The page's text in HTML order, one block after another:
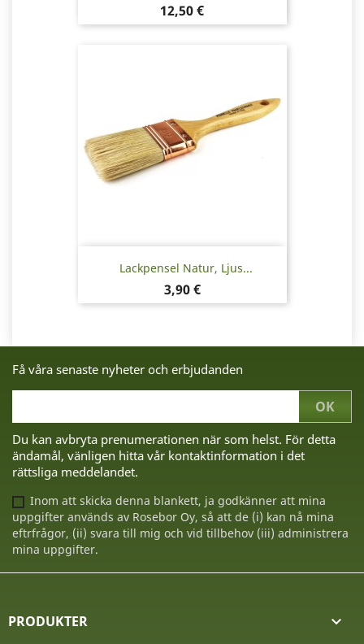
Pris
12,50 €
Lackpensel Natur, Ljus...
Pris
3,90 €
Få våra senaste nyheter och erbjudanden
Du kan avbryta prenumerationen när som helst. För detta
ändamål, vänligen hitta vår kontaktinformation i det
rättsliga meddelandet.
Inom att skicka denna blankett, ja godkänner att mina
uppgifter används av Rosebor Oy, så att de (i) kan nå mina
eftrfrågor, (ii) svara till mig och vid tillbehov (iii) administrera
mina uppgifter.
PRODUKTER 